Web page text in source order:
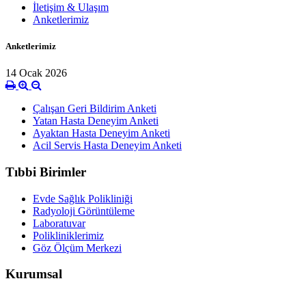
İletişim & Ulaşım
Anketlerimiz
Anketlerimiz
14 Ocak 2026
Çalışan Geri Bildirim Anketi
Yatan Hasta Deneyim Anketi
Ayaktan Hasta Deneyim Anketi
Acil Servis Hasta Deneyim Anketi
Tıbbi Birimler
Evde Sağlık Polikliniği
Radyoloji Görüntüleme
Laboratuvar
Polikliniklerimiz
Göz Ölçüm Merkezi
Kurumsal